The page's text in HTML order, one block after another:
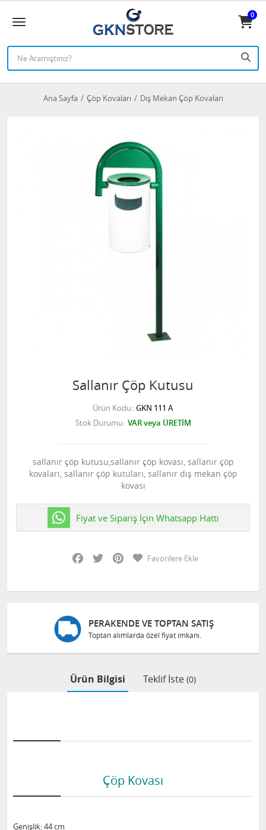
0
Ana Sayfa Çöp Kovaları Dış Mekan Çöp Kovaları
Sallanır Çöp Kutusu
Ürün Kodu GKN 111 A
Stok Durumu VAR veya ÜRETİM
sallanır çöp kutusu,sallanır çöp kovası, sallanır çöp
kovaları, sallanır çöp kutuları, sallanır dış mekan çöp
kovası
Fiyat ve Sipariş İçin Whatsapp Hattı
Facebook
Twitter PinterestFavorilere Ekle
PERAKENDE VE TOPTAN SATIŞ
Toptan alımlarda özel fiyat imkanı.
Ürün Bilgisi Teklif İste (0)
Çöp Kovası
Genişlik: 44 cm